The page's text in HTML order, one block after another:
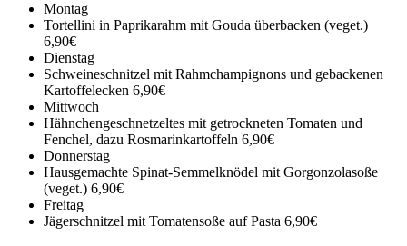
Montag
Tortellini in Paprikarahm mit Gouda überbacken (veget.)
6,90€
Dienstag
Schweineschnitzel mit Rahmchampignons und gebackenen
Kartoffelecken 6,90€
Mittwoch
Hähnchengeschnetzeltes mit getrockneten Tomaten und
Fenchel, dazu Rosmarinkartoffeln 6,90€
Donnerstag
Hausgemachte Spinat-Semmelknödel mit Gorgonzolasoße
(veget.) 6,90€
Freitag
Jägerschnitzel mit Tomatensoße auf Pasta 6,90€